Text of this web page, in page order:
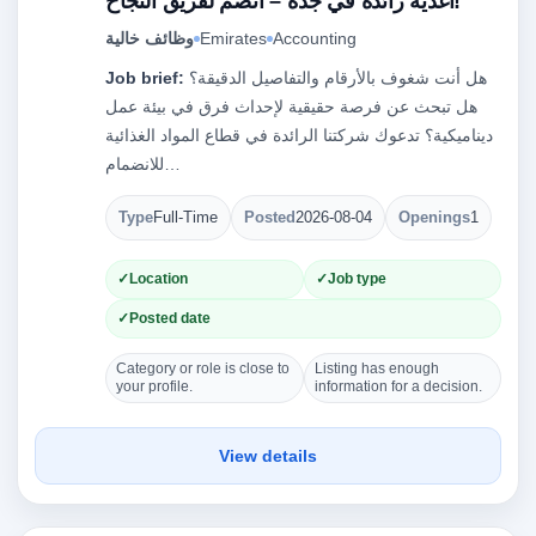
وظائف خالية Emirates Accounting
Job brief:
هل تبحث عن فرصة حقيقية لإحداث فرق في بيئة عمل
ديناميكية؟ تدعوك شركتنا الرائدة في قطاع المواد الغذائية
TypeFull-Time Posted2026-08-04 Openings1
Location Job type
Posted date
Category or role is close to
your profile.
Listing has enough
information for a decision.
View details